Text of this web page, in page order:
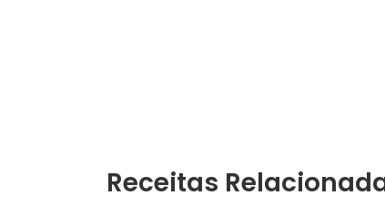
Receitas